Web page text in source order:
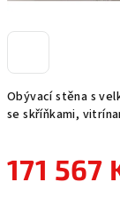
Obývací stěna s
se skříňkami,
171 567